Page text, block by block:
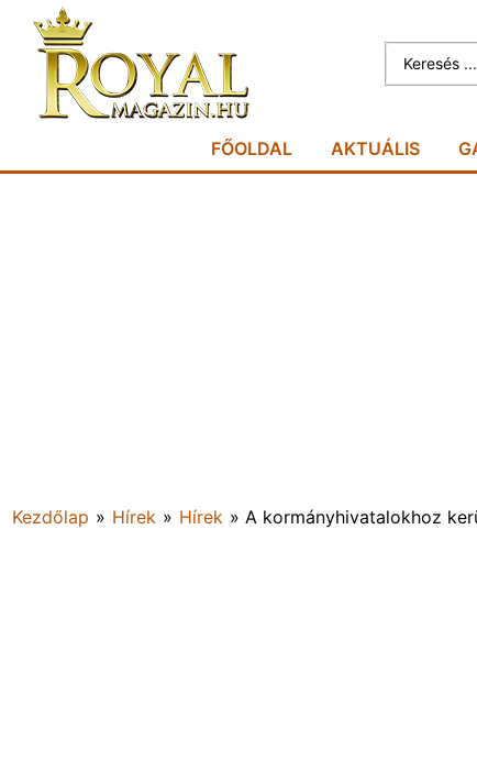
FŐOLDAL AKTUÁLIS
Kezdőlap » Hírek » Hírek » A kormányhivatalokhoz